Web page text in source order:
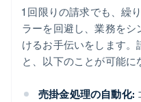
1 回限りの請求でも、繰
ラーを回避し、業務を
けるお手伝いをします
と、以下のことが可能に
売掛金処理の自動化: